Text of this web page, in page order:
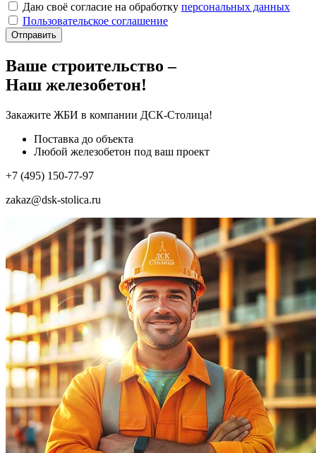
Даю своё согласие на обработку персональных данных
Пользовательское соглашение
Отправить
Ваше строительство –
Наш железобетон!
Закажите ЖБИ в компании ДСК-Столица!
Поставка до объекта
Любой железобетон под ваш проект
+7 (495) 150-77-97
zakaz@dsk-stolica.ru